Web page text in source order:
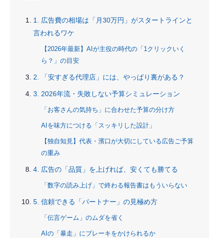
1. 広告費の相場は「月30万円」がスタートラインと
言われるワケ
【2026年最新】AIが主役の時代の「1クリックいく
ら？」の目安
2. 「安すぎる代理店」には、やっぱり裏がある？
3. 2026年流・失敗しない予算シミュレーション
「お客さんの気持ち」に合わせた予算の分け方
AIを味方につける「スッキリした設計」
【独自知見】代表・濱口が大切にしている広告ご予算
の重み
4. 広告の「品質」を上げれば、安くても勝てる
「数字の読み上げ」で終わる報告書はもういらない
5. 信頼できる「パートナー」の見極め方
「伝言ゲーム」のムダを省く
AIの「暴走」にブレーキをかけられるか